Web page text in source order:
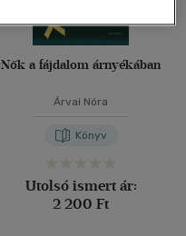
Nők a fájdalom árnyékában
Árvai Nóra
Könyv
Utolsó ismert ár:
2 200 Ft